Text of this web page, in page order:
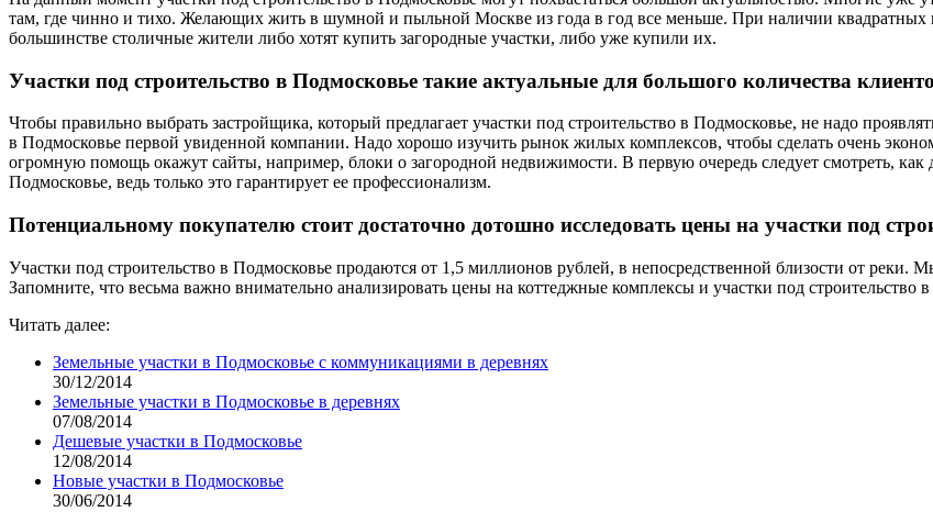
там, где чинно и тихо. Желающих жить в шумной и пыльной Москве из года в год все меньше. При наличии
большинстве столичные жители либо хотят купить загородные участки, либо уже купили их.
Участки под строительство в Подмосковье такие актуальные для большого количества
Чтобы правильно выбрать застройщика, который предлагает участки под строительство в Подмосковье, не надо
в Подмосковье первой увиденной компании. Надо хорошо изучить рынок жилых комплексов, чтобы сделать очень
огромную помощь окажут сайты, например, блоки о загородной недвижимости. В первую очередь следует смотреть, как
Подмосковье, ведь только это гарантирует ее профессионализм.
Потенциальному покупателю стоит достаточно дотошно исследовать цены на участки под
Участки под строительство в Подмосковье продаются от 1,5 миллионов рублей, в непосредственной близости от
Запомните, что весьма важно внимательно анализировать цены на коттеджные комплексы и участки под строительство
Читать далее:
Земельные участки в Подмосковье с коммуникациями в деревнях
30/12/2014
Земельные участки в Подмосковье в деревнях
07/08/2014
Дешевые участки в Подмосковье
12/08/2014
Новые участки в Подмосковье
30/06/2014